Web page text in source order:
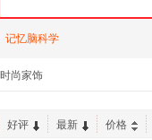
记忆脑科学
时尚家饰
好评 最新 价格